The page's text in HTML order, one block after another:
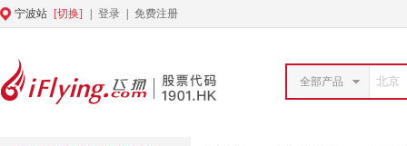
宁波站 [切换] 登录 免费注册
全部产品